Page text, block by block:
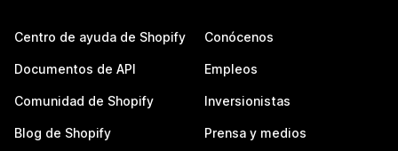
Centro de ayuda de Shopify
Documentos de API
Comunidad de Shopify
Blog de Shopify
Conócenos
Empleos
Inversionistas
Prensa y medios